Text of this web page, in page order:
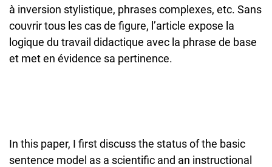
à inversion stylistique, phrases complexes, etc. Sans
couvrir tous les cas de figure, l’article expose la
logique du travail didactique avec la phrase de base
et met en évidence sa pertinence.
In this paper, I first discuss the status of the basic
sentence model as a scientific and an instructional